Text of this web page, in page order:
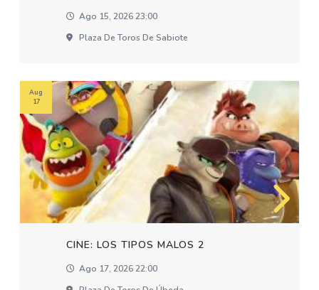
Ago 15, 2026 23:00
Plaza De Toros De Sabiote
CINE: LOS TIPOS MALOS 2
Ago 17, 2026 22:00
Aug
17